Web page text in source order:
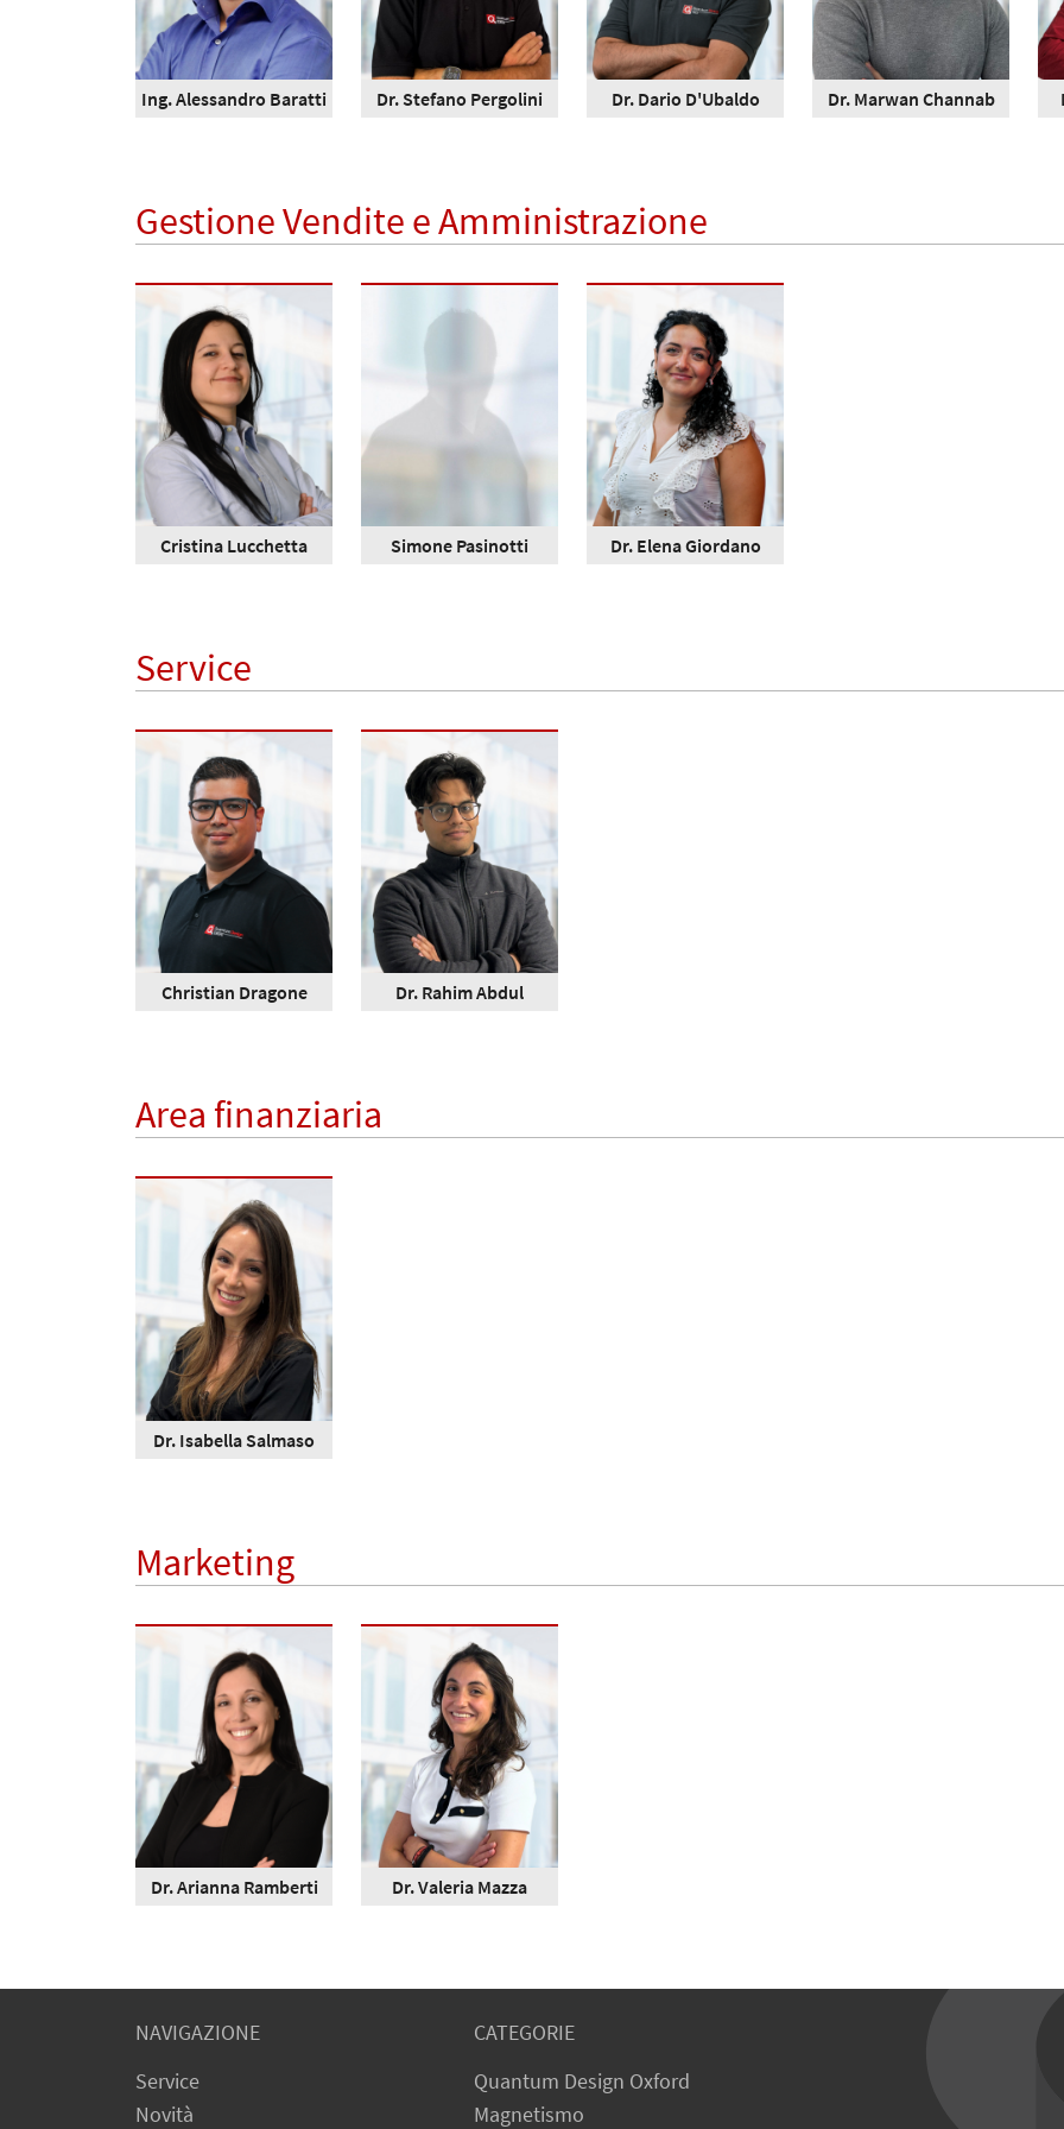
Ing. Alessandro Baratti Dr. Stefano Pergolini Dr. Dario D'Ubaldo Dr. Marwan Channab
Gestione Vendite e Amministrazione
Cristina Lucchetta Simone Pasinotti Dr. Elena Giordano
Service
Christian Dragone Dr. Rahim Abdul
Area finanziaria
Dr. Isabella Salmaso
Marketing
Dr. Arianna Ramberti Dr. Valeria Mazza
NAVIGAZIONE
Service
Novità
CATEGORIE
Quantum Design Oxford
Magnetismo